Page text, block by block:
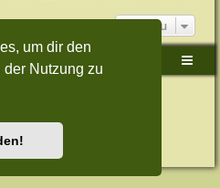
um dir den
Nutzung zu
Gehe zu
Foren-Übersicht
phpBB Limited
phpBB-Style-Design